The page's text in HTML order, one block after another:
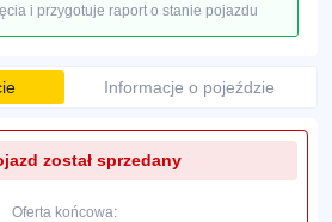
i przygotuje raport o stanie pojazdu
Informacje o pojeździe
został sprzedany
Oferta końcowa: